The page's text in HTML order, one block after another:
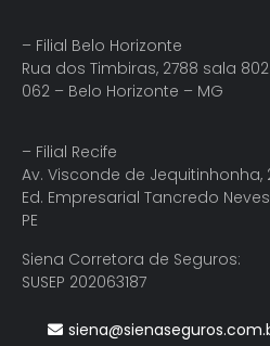
– Filial Belo Horizonte
Rua dos Timbiras, 2788 sala
062 – Belo Horizonte – MG
– Filial Recife
Av. Visconde de Jequitinhonha,
Ed. Empresarial Tancredo Neves
PE
Siena Corretora de Seguros:
SUSEP 202063187